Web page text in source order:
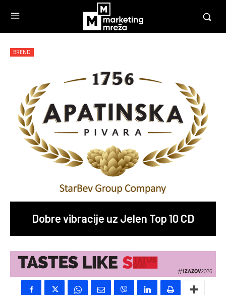
BREND
Dobre vibracije uz Jelen Top 10 CD